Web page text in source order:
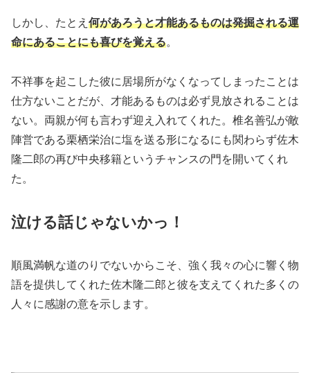
しかし、たとえ 何があろうと才能あるものは発掘される運
命にあることにも喜びを覚える。
不祥事を起こした彼に居場所がなくなってしまったことは
仕方ないことだが、才能あるものは必ず見放されることは
ない。両親が何も言わず迎え入れてくれた。椎名善弘が敵
陣営である栗栖栄治に塩を送る形になるにも関わらず佐木
隆二郎の再び中央移籍というチャンスの門を開いてくれ
た。
泣ける話じゃないかっ！
順風満帆な道のりでないからこそ、強く我々の心に響く物
語を提供してくれた佐木隆二郎と彼を支えてくれた多くの
人々に感謝の意を示します。